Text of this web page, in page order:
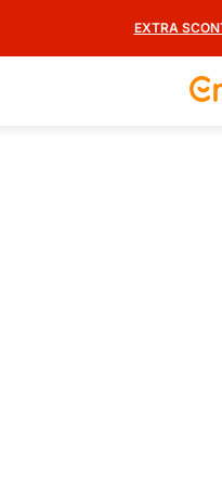
EXTRA